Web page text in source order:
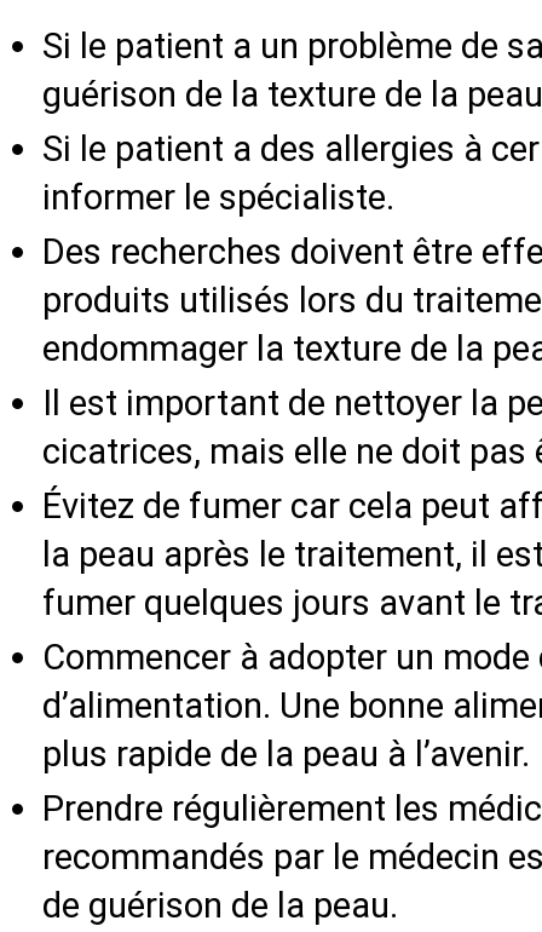
Si le patient a un problème de
guérison de la texture de la
Si le patient a des allergies à
informer le spécialiste.
Des recherches doivent être
produits utilisés lors du
endommager la texture de la
Il est important de nettoyer la
cicatrices, mais elle ne doit
Évitez de fumer car cela peut
la peau après le traitement, il
fumer quelques jours avant le
Commencer à adopter un
d’alimentation. Une bonne
plus rapide de la peau à l’avenir.
Prendre régulièrement les
recommandés par le médecin
de guérison de la peau.